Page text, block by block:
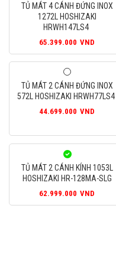
TỦ MÁT 4 CÁNH ĐỨNG INOX
1272L HOSHIZAKI
HRWH147LS4
65.399.000 VND
TỦ MÁT 2 CÁNH ĐỨNG INOX
572L HOSHIZAKI HRWH77LS4
44.699.000 VND
TỦ MÁT 2 CÁNH KÍNH 1053L
HOSHIZAKI HR-128MA-SLG
62.999.000 VND